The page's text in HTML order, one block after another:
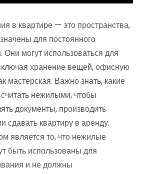
в квартире — это пространства,
для постоянного
могут использоваться для
хранение вещей, офисную
мастерская. Важно знать, какие
нежилыми, чтобы
документы, производить
сдавать квартиру в аренду.
является то, что нежилые
быть использованы для
и не должны